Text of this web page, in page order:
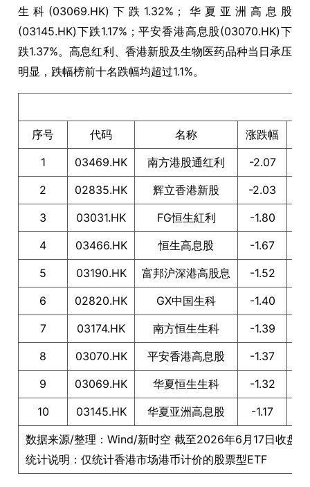
生科(03069.HK)下跌1.32%；华夏亚洲高息股
(03145.HK)下跌1.17%；平安香港高息股(03070.HK)下
跌1.37%。高息红利、香港新股及生物医药品种当日承压
明显，跌幅榜前十名跌幅均超过1.1%。
序号 代码 名称
涨跌幅
1
03469.HK 南方港股通红利
-2.07
2
02835.HK 辉立香港新股 -2.03
3
03031.HK FG恒生紅利
-1.80
4
03466.HK 恒生高息股
-1.67
5
03190.HK 富邦沪深港高股息
-1.52
6
02820.HK GX中国生科 -1.40
7
03174.HK 南方恒生生科
-1.39
8
03070.HK 平安香港高息股
-1.37
9
03069.HK 华夏恒生生科
-1.32
10
03145.HK 华夏亚洲高息股 -1.17
数据来源/整理：Wind/新时空 截至2026年6月17日收盘
统计说明：仅统计香港市场港币计价的股票型ETF